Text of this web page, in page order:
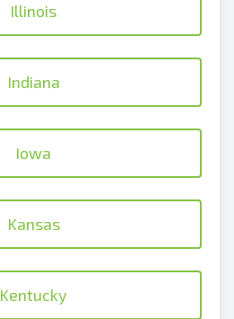
Illinois
Indiana
Iowa
Kansas
Kentucky